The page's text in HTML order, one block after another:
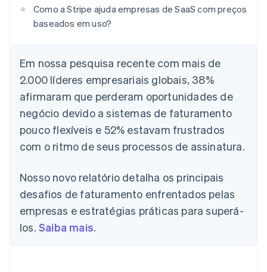
Como a Stripe ajuda empresas de SaaS com preços
baseados em uso?
Em nossa pesquisa recente com mais de
2.000 líderes empresariais globais, 38%
afirmaram que perderam oportunidades de
negócio devido a sistemas de faturamento
pouco flexíveis e 52% estavam frustrados
com o ritmo de seus processos de assinatura.
Nosso novo relatório detalha os principais
desafios de faturamento enfrentados pelas
empresas e estratégias práticas para superá-
los. Saiba mais.